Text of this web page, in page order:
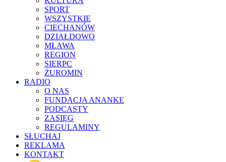
SPORT
WSZYSTKIE
CIECHANÓW
DZIAŁDOWO
MŁAWA
REGION
SIERPC
ŻUROMIN
RADIO
O NAS
FUNDACJA ANANKE
PODCASTY
ZASIĘG
REGULAMINY
SŁUCHAJ
REKLAMA
KONTAKT